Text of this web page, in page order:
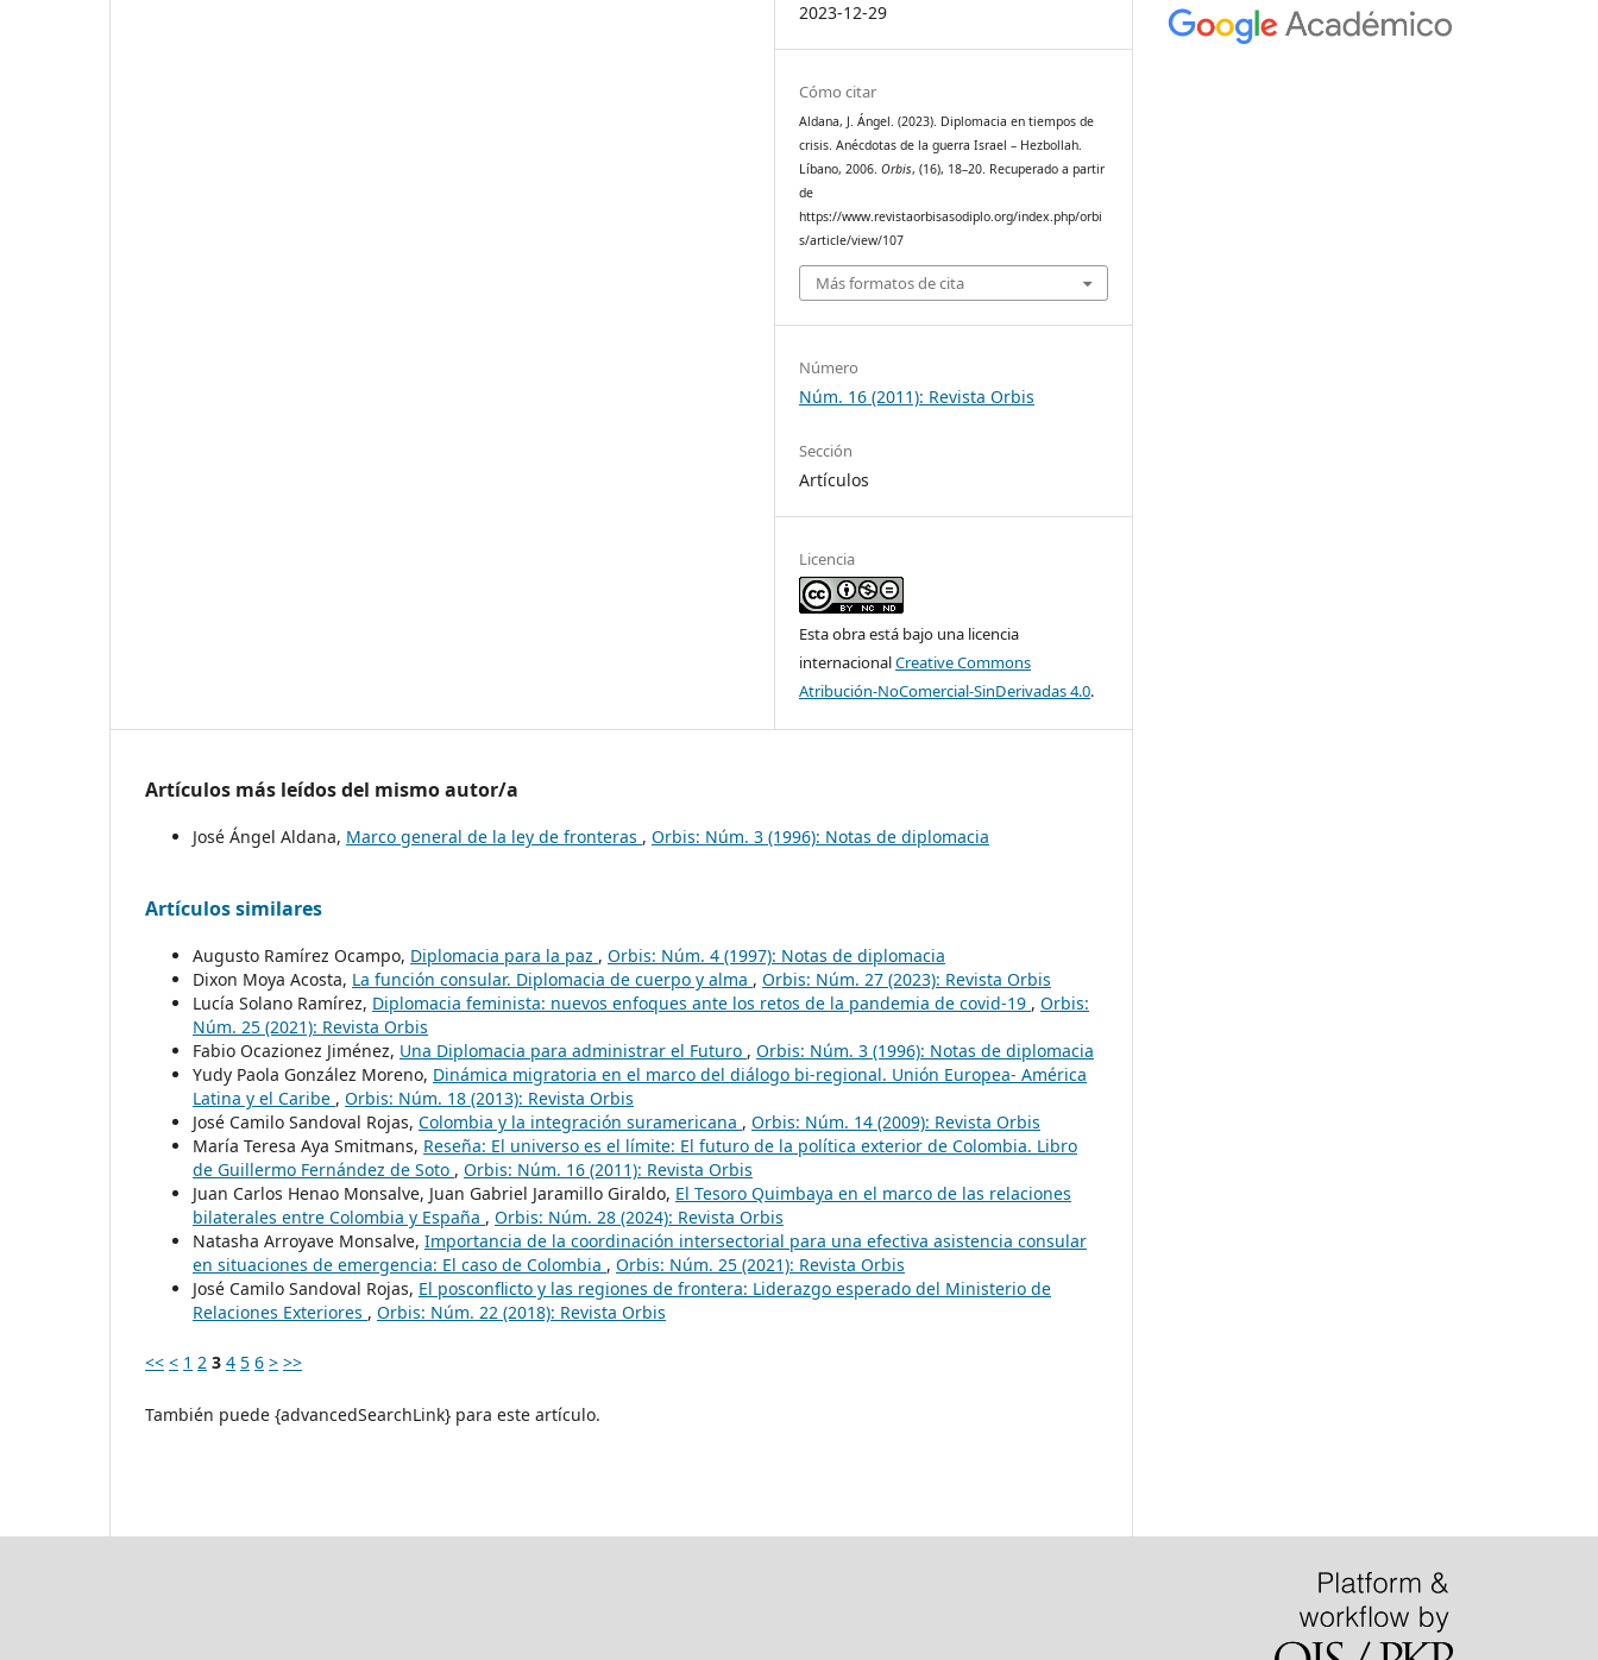
2023-12-29
Cómo citar
Aldana, J. Ángel. (2023). Diplomacia en tiempos de
crisis. Anécdotas de la guerra Israel – Hezbollah.
Líbano, 2006.Orbis, (16), 18–20. Recuperado a partir
de
https://www.revistaorbisasodiplo.org/index.php/orbi
s/article/view/107
Más formatos de cita
Número
Núm. 16 (2011): Revista Orbis
Sección
Artículos
Licencia
Esta obra está bajo una licencia
internacionalCreative Commons
Atribución-NoComercial-SinDerivadas 4.0.
Artículos más leídos del mismo autor/a
José Ángel Aldana, Marco general de la ley de fronteras , Orbis: Núm. 3 (1996): Notas de diplomacia
Artículos similares
Augusto Ramírez Ocampo, Diplomacia para la paz , Orbis: Núm. 4 (1997): Notas de diplomacia
Dixon Moya Acosta, La función consular. Diplomacia de cuerpo y alma , Orbis: Núm. 27 (2023): Revista Orbis
Lucía Solano Ramírez, Diplomacia feminista: nuevos enfoques ante los retos de la pandemia de covid-19 , Orbis:
Núm. 25 (2021): Revista Orbis
Fabio Ocazionez Jiménez, Una Diplomacia para administrar el Futuro , Orbis: Núm. 3 (1996): Notas de diplomacia
Yudy Paola González Moreno, Dinámica migratoria en el marco del diálogo bi-regional. Unión Europea- América
Latina y el Caribe , Orbis: Núm. 18 (2013): Revista Orbis
José Camilo Sandoval Rojas, Colombia y la integración suramericana , Orbis: Núm. 14 (2009): Revista Orbis
María Teresa Aya Smitmans, Reseña: El universo es el límite: El futuro de la política exterior de Colombia. Libro
de Guillermo Fernández de Soto , Orbis: Núm. 16 (2011): Revista Orbis
Juan Carlos Henao Monsalve, Juan Gabriel Jaramillo Giraldo, El Tesoro Quimbaya en el marco de las relaciones
bilaterales entre Colombia y España , Orbis: Núm. 28 (2024): Revista Orbis
Natasha Arroyave Monsalve, Importancia de la coordinación intersectorial para una efectiva asistencia consular
en situaciones de emergencia: El caso de Colombia , Orbis: Núm. 25 (2021): Revista Orbis
José Camilo Sandoval Rojas, El posconflicto y las regiones de frontera: Liderazgo esperado del Ministerio de
Relaciones Exteriores , Orbis: Núm. 22 (2018): Revista Orbis
<< < 1 2 3 4 5 6 > >>
También puede {advancedSearchLink} para este artículo.